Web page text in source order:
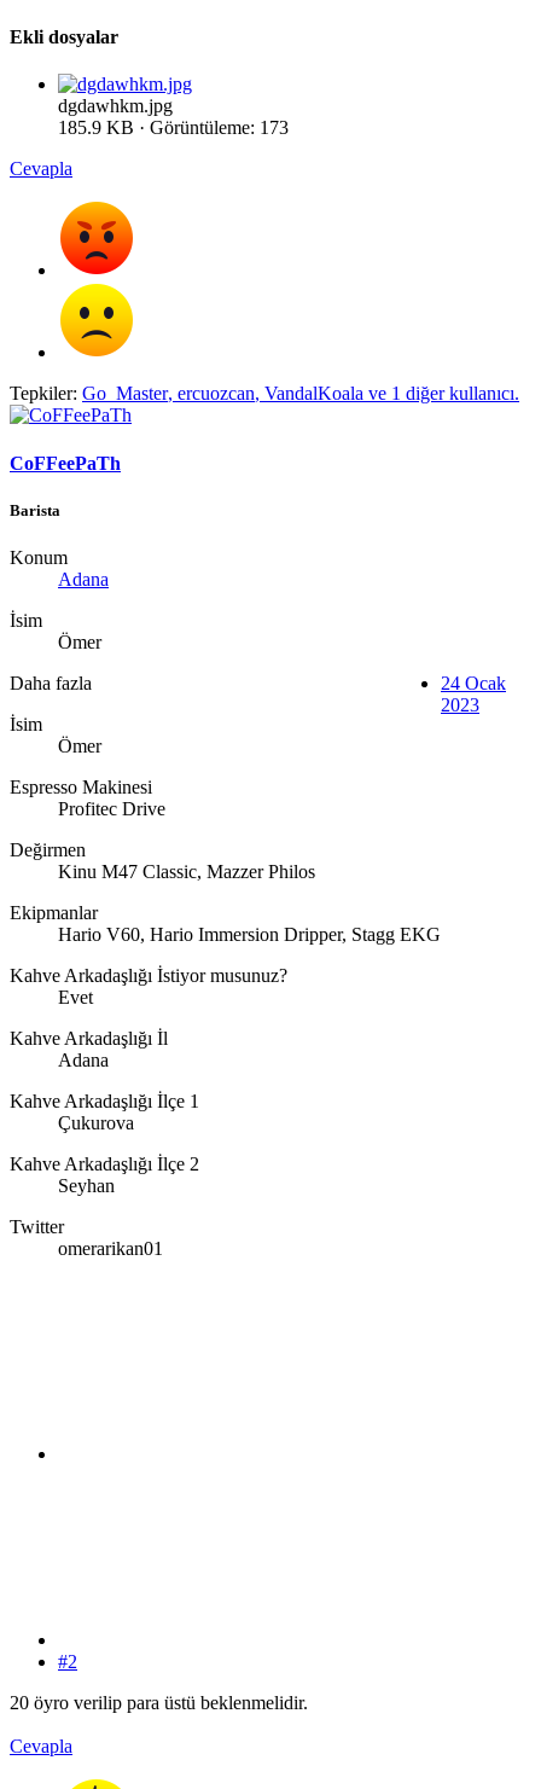
Ekli dosyalar
dgdawhkm.jpg
185.9 KB · Görüntüleme: 173
Cevapla
Tepkiler: Go_Master, ercuozcan, VandalKoala ve 1 diğer kullanıcı.
CoFFeePaTh
Barista
Konum
Adana
İsim
Ömer
Daha fazla
İsim
Ömer
Espresso Makinesi
Profitec Drive
Değirmen
Kinu M47 Classic, Mazzer Philos
Ekipmanlar
Hario V60, Hario Immersion Dripper, Stagg EKG
Kahve Arkadaşlığı İstiyor musunuz?
Evet
Kahve Arkadaşlığı İl
Adana
Kahve Arkadaşlığı İlçe 1
Çukurova
Kahve Arkadaşlığı İlçe 2
Seyhan
Twitter
omerarikan01
24 Ocak
2023
#2
20 öyro verilip para üstü beklenmelidir.
Cevapla